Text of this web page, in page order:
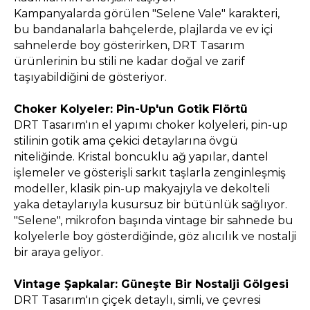
Kampanyalarda görülen "Selene Vale" karakteri,
bu bandanalarla bahçelerde, plajlarda ve ev içi
sahnelerde boy gösterirken, DRT Tasarım
ürünlerinin bu stili ne kadar doğal ve zarif
taşıyabildiğini de gösteriyor.
Choker Kolyeler: Pin-Up'un Gotik Flörtü
DRT Tasarım'ın el yapımı choker kolyeleri, pin-up
stilinin gotik ama çekici detaylarına övgü
niteliğinde. Kristal boncuklu ağ yapılar, dantel
işlemeler ve gösterişli sarkıt taşlarla zenginleşmiş
modeller, klasik pin-up makyajıyla ve dekolteli
yaka detaylarıyla kusursuz bir bütünlük sağlıyor.
"Selene", mikrofon başında vintage bir sahnede bu
kolyelerle boy gösterdiğinde, göz alıcılık ve nostalji
bir araya geliyor.
Vintage Şapkalar: Güneşte Bir Nostalji Gölgesi
DRT Tasarım'ın çiçek detaylı, simli, ve çevresi